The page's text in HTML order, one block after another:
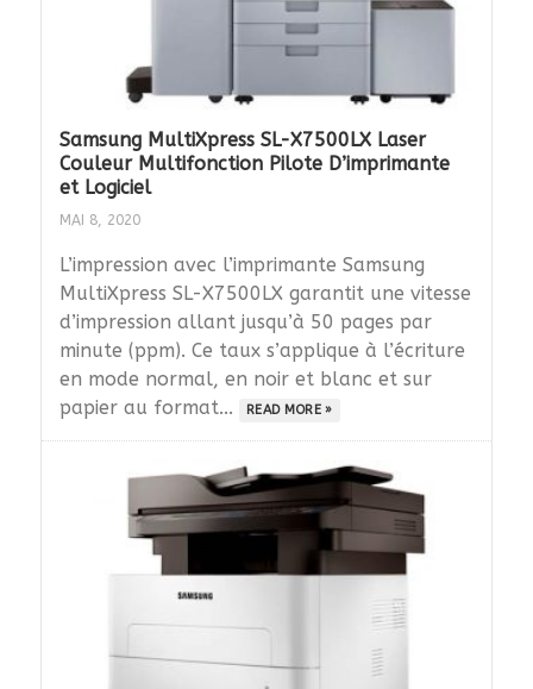
Samsung MultiXpress SL-X7500LX Laser
Couleur Multifonction Pilote D’imprimante
et Logiciel
MAI 8, 2020
L’impression avec l’imprimante Samsung
MultiXpress SL-X7500LX garantit une vitesse
d’impression allant jusqu’à 50 pages par
minute (ppm). Ce taux s’applique à l’écriture
en mode normal, en noir et blanc et sur
papier au format...
READ MORE »